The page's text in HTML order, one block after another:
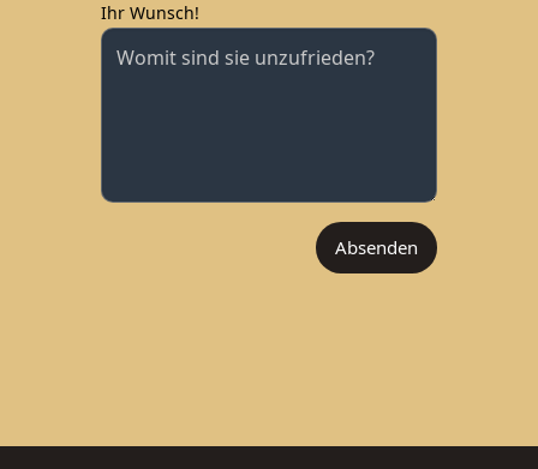
Ihr Wunsch!
Absenden